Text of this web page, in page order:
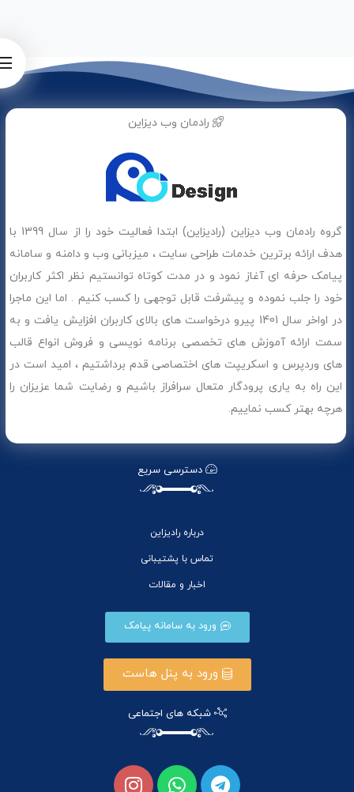
رادمان وب دیزاین
گروه رادمان وب دیزاین (رادیزاین) ابتدا فعالیت خود را از سال 1399 با
هدف ارائه برترین خدمات طراحی سایت ، میزبانی وب و دامنه و سامانه
پیامک حرفه ای آغاز نمود و در مدت کوتاه توانستیم نظر اکثر کاربران
خود را جلب نموده و پیشرفت قابل توجهی را کسب کنیم . اما این ماجرا
در اواخر سال 1401 پیرو درخواست های بالای کاربران افزایش یافت و به
سمت ارائه آموزش های تخصصی برنامه نویسی و فروش انواع قالب
های وردپرس و اسکریپت های اختصاصی قدم برداشتیم ، امید است در
این راه به یاری پرودگار متعال سرافراز باشیم و رضایت شما عزیزان را
هرچه بهتر کسب نماییم.
دسترسی سریع
درباره رادیزاین
تماس با پشتیبانی
اخبار و مقالات
ورود به سامانه پیامک
ورود به پنل هاست
شبکه های اجتماعی